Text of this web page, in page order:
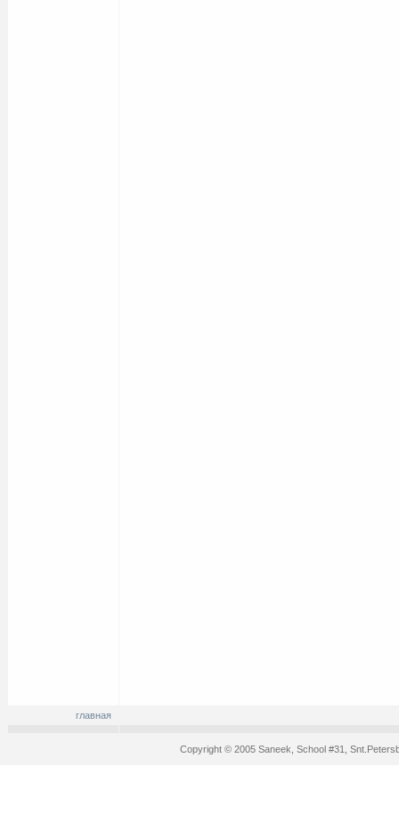
главная
Copyright © 2005 Saneek, School #31,